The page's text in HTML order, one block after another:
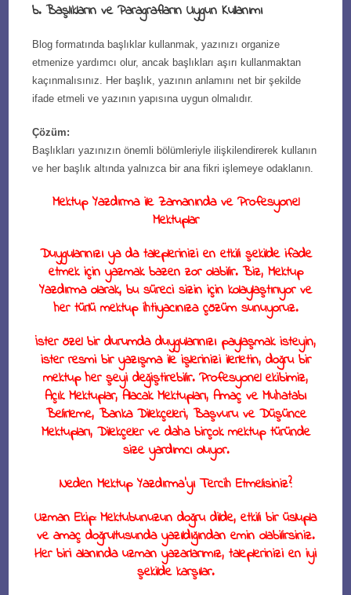
b. Başlıkların ve Paragrafların Uygun Kullanımı
Blog formatında başlıklar kullanmak, yazınızı organize
etmenize yardımcı olur, ancak başlıkları aşırı kullanmaktan
kaçınmalısınız. Her başlık, yazının anlamını net bir şekilde
ifade etmeli ve yazının yapısına uygun olmalıdır.
Çözüm:
Başlıkları yazınızın önemli bölümleriyle ilişkilendirerek kullanın
ve her başlık altında yalnızca bir ana fikri işlemeye odaklanın.
Mektup Yazdırma ile Zamanında ve Profesyonel
Mektuplar
Duygularınızı ya da taleplerinizi en etkili şekilde ifade
etmek için yazmak bazen zor olabilir. Biz, Mektup
Yazdırma olarak, bu süreci sizin için kolaylaştırıyor ve
her türlü mektup ihtiyacınıza çözüm sunuyoruz.
İster özel bir durumda duygularınızı paylaşmak isteyin,
ister resmi bir yazışma ile işlerinizi ilerletin, doğru bir
mektup her şeyi değiştirebilir. Profesyonel ekibimiz,
Açık Mektuplar, Alacak Mektupları, Amaç ve Muhatabı
Belirleme, Banka Dilekçeleri, Başvuru ve Düşünce
Mektupları, Dilekçeler ve daha birçok mektup türünde
size yardımcı oluyor.
Neden Mektup Yazdırma’yı Tercih Etmelisiniz?
Uzman Ekip: Mektubunuzun doğru dilde, etkili bir üslupla
ve amaç doğrultusunda yazıldığından emin olabilirsiniz.
Her biri alanında uzman yazarlarımız, taleplerinizi en iyi
şekilde karşılar.